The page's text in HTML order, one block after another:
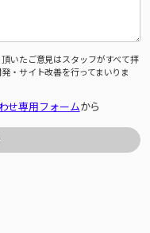
いたご意見はスタッフがすべて拝
・サイト改善を行ってまいりま
せ専用フォームから